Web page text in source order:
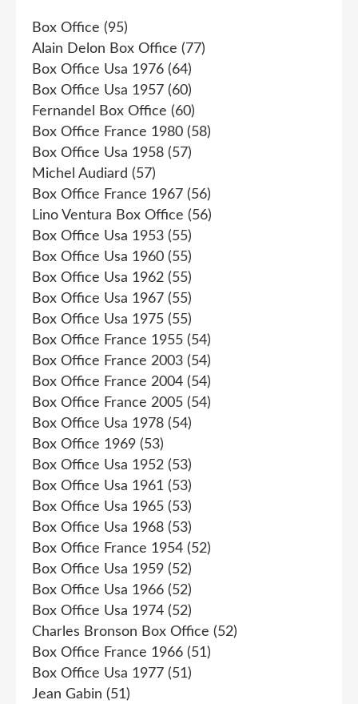
Box Office (95)
Alain Delon Box Office (77)
Box Office Usa 1976 (64)
Box Office Usa 1957 (60)
Fernandel Box Office (60)
Box Office France 1980 (58)
Box Office Usa 1958 (57)
Michel Audiard (57)
Box Office France 1967 (56)
Lino Ventura Box Office (56)
Box Office Usa 1953 (55)
Box Office Usa 1960 (55)
Box Office Usa 1962 (55)
Box Office Usa 1967 (55)
Box Office Usa 1975 (55)
Box Office France 1955 (54)
Box Office France 2003 (54)
Box Office France 2004 (54)
Box Office France 2005 (54)
Box Office Usa 1978 (54)
Box Office 1969 (53)
Box Office Usa 1952 (53)
Box Office Usa 1961 (53)
Box Office Usa 1965 (53)
Box Office Usa 1968 (53)
Box Office France 1954 (52)
Box Office Usa 1959 (52)
Box Office Usa 1966 (52)
Box Office Usa 1974 (52)
Charles Bronson Box Office (52)
Box Office France 1966 (51)
Box Office Usa 1977 (51)
Jean Gabin (51)